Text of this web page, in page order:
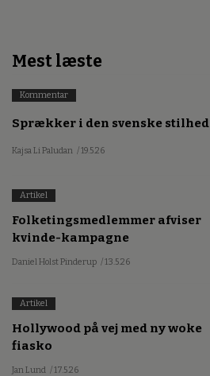
Mest læste
Kommentar
Sprækker i den svenske stilhed
Kajsa Li Paludan / 19.5.26
Artikel
Folketingsmedlemmer afviser
kvinde-kampagne
Daniel Holst Pinderup / 13.5.26
Artikel
Hollywood på vej med ny woke
fiasko
Jan Lund / 17.5.26